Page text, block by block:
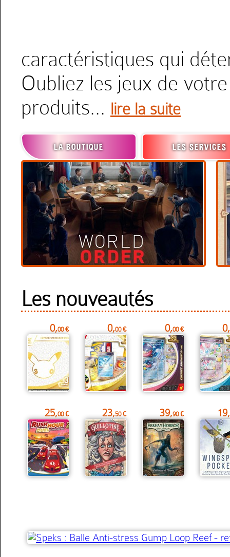
DNUP :Voici le jeu du MOMENT. terriblement
addictif et un peu chaffouin
Retour en Stock :Sweet Lands et Eternal Decks sont
disponibles
caractéristiques qui
Oubliez les jeux de
produits... lire la suite
LA BOUTIQUE LES SERVICES
Les nouveautés
0,00 € 0,00 € 0,00 € 0,
25,00 € 23,50 € 39,90 € 19,